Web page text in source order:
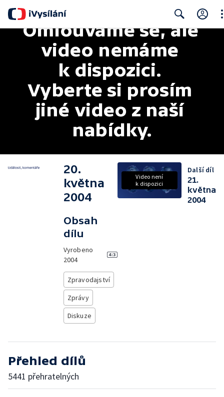
Search
Omlouváme se, ale
video nemáme
k dispozici.
Vyberte si prosím
jiné video z naší
nabídky.
20.
května
2004
Obsah
dílu
Vyrobeno
2004
Zpravodajství
Zprávy
Diskuze
Video není
k dispozici
Další díl
21.
května
2004
Přehled dílů
5441 přehratelných